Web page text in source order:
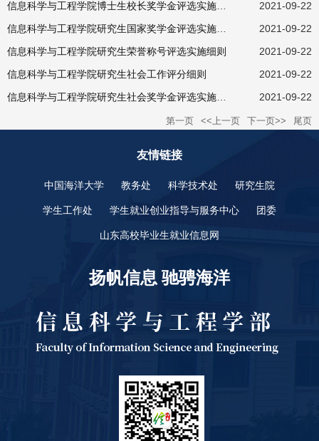
2021-09-22
2021-09-22
信息科学与工程学院研究生荣誉称号评选实施细则
2021-09-22
信息科学与工程学院研究生社会工作评分细则
2021-09-22
2021-09-22
第一页 <<上一页 下一页>> 尾页
友情链接
中国海洋大学 教务处 科学技术处 研究生院
学生工作处 学生就业创业指导与服务中心 团委
山东高校毕业生就业信息网
扬帆信息 驰骋海洋